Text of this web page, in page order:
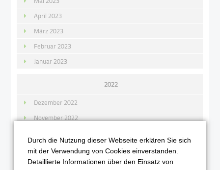
April 2023
März 2023
Februar 2023
Januar 2023
2022
Dezember 2022
November 2022
September 2022
August 2022
Durch die Nutzung dieser Webseite erklären Sie sich
mit der Verwendung von Cookies einverstanden.
Detaillierte Informationen über den Einsatz von